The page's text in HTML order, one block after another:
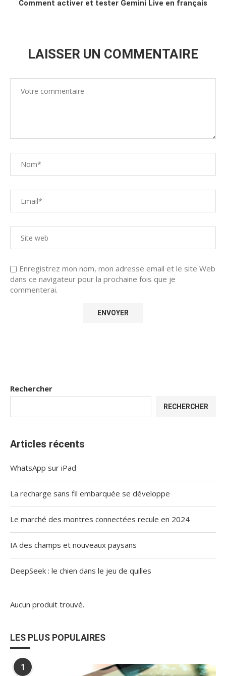
Comment activer et tester Gemini Live en français
LAISSER UN COMMENTAIRE
Enregistrez mon nom, mon adresse email et le site Web
dans ce navigateur pour la prochaine fois que je
commenterai.
Rechercher
RECHERCHER
Articles récents
WhatsApp sur iPad
La recharge sans fil embarquée se développe
Le marché des montres connectées recule en 2024
IA des champs et nouveaux paysans
DeepSeek : le chien dans le jeu de quilles
Aucun produit trouvé.
LES PLUS POPULAIRES
1